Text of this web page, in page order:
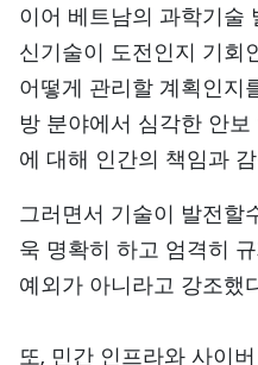
이어 베트남의 과학기술
신기술이 도전인지 기회
어떻게 관리할 계획인지
방 분야에서 심각한 안
에 대해 인간의 책임과
그러면서 기술이 발전할
욱 명확히 하고 엄격히
예외가 아니라고 강조했
또, 민간 인프라와 사이